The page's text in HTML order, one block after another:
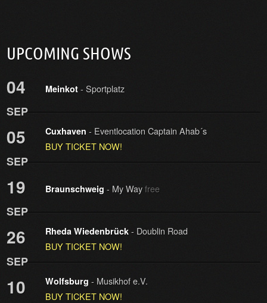
UPCOMING SHOWS
04
SEP
Meinkot - Sportplatz
05
SEP
Cuxhaven - Eventlocation Captain Ahab´s
BUY TICKET NOW!
19
SEP
Braunschweig - My Wayfree
26
SEP
Rheda Wiedenbrück - Doublin Road
BUY TICKET NOW!
10 Wolfsburg - Musikhof e.V.
BUY TICKET NOW!